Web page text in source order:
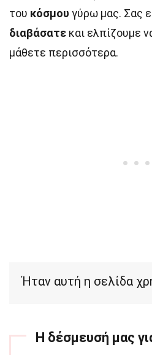
του κόσμου γύρω μας. Σας
διαβάσατε και ελπίζουμε
μάθετε περισσότερα.
Ήταν αυτή η σελίδα
Η δέσμευσή μας